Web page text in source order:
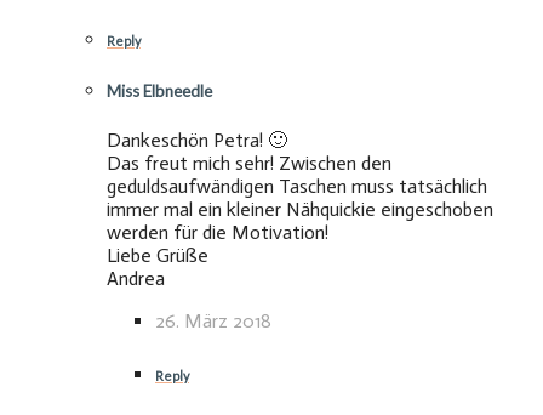
Reply
Miss Elbneedle
Dankeschön Petra! 🙂
Das freut mich sehr! Zwischen den
geduldsaufwändigen Taschen muss tatsächlich
immer mal ein kleiner Nähquickie eingeschoben
werden für die Motivation!
Liebe Grüße
Andrea
26. März 2018
Reply